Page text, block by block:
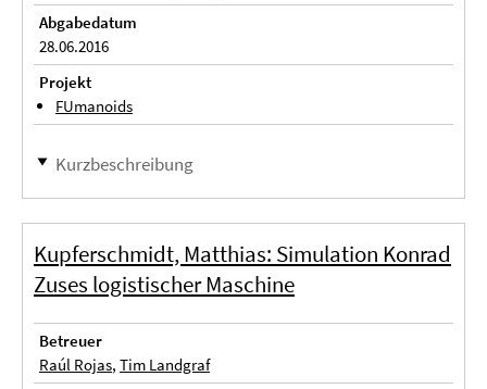
Abgabedatum
28.06.2016
Projekt
FUmanoids
Kurzbeschreibung
Kupferschmidt, Matthias: Simulation Konrad
Zuses logistischer Maschine
Betreuer
Raúl Rojas, Tim Landgraf